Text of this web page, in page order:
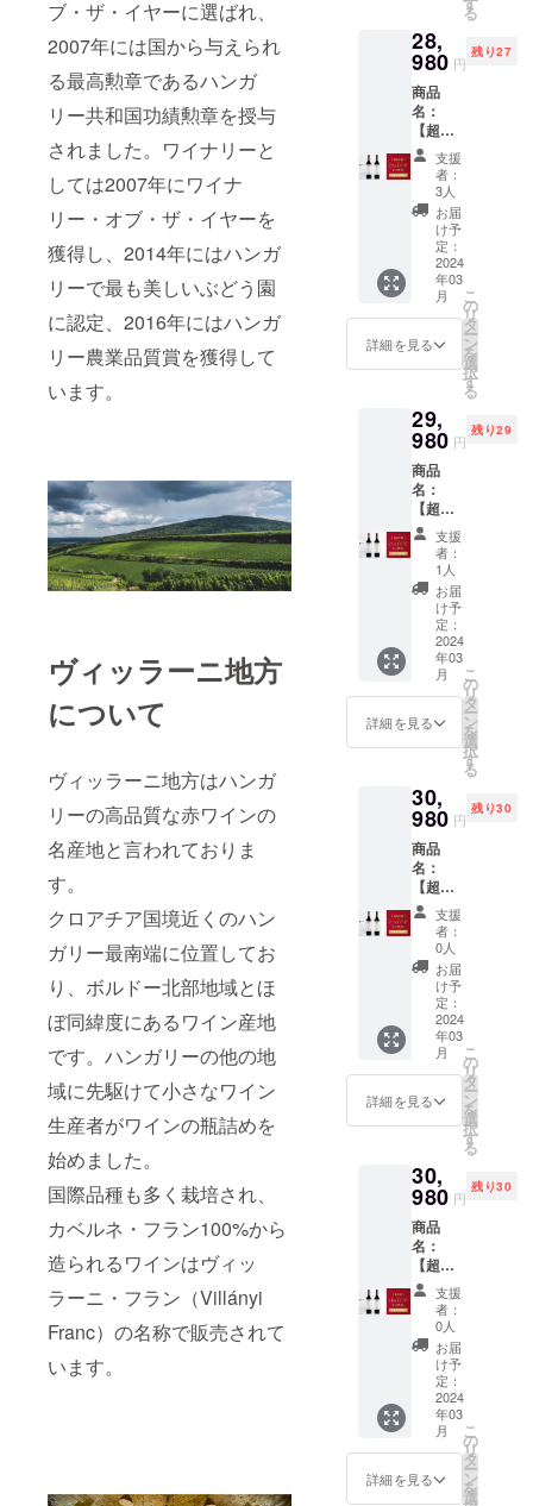
ブ・ザ・イヤーに選ばれ、
2007年には国から与えられ
る最高勲章であるハンガ
リー共和国功績勲章を授与
されました。ワイナリーと
しては2007年にワイナ
リー・オブ・ザ・イヤーを
獲得し、2014年にはハンガ
リーで最も美しいぶどう園
に認定、2016年にはハンガ
リー農業品質賞を獲得して
います。
ヴィッラーニ地方
について
ヴィッラーニ地方はハンガ
リーの高品質な赤ワインの
名産地と言われておりま
す。
クロアチア国境近くのハン
ガリー最南端に位置してお
り、ボルドー北部地域とほ
ぼ同緯度にあるワイン産地
です。ハンガリーの他の地
域に先駆けて小さなワイン
生産者がワインの瓶詰めを
始めました。
国際品種も多く栽培され、
カベルネ・フラン100%から
造られるワインはヴィッ
ラーニ・フラン（Villányi
Franc）の名称で販売されて
います。
りま
す。 ※
こちら
のリ
ターン
は20歳
未満の
方は購
入する
ことが
できま
せん。
ルロー
100%
タイ
プ：
赤 辛
口 アル
コール
度数：
13.78%
内容
量：
750ml ※
送料込
みの価
格とな
す。 ※
こちら
ターン
は20歳
未満の
方は購
入する
ことが
できま
せん。
ぶどう
品種：
シラー
100%
タイ
プ：
赤 辛
口 アル
コール
度数：
15.08%
内容
量：
750ml ※
送料込
格とな
りま
のリ
ターン
は20歳
未満の
方は購
入する
ことが
できま
せん。
リック
樽で
24ヶ月
熟成さ
れま
す。
ガー
ネット
レッド
の色調
で、香
りには
熟した
チェ
リーと
クベ
リーが
のアロ
マと共
に現れ
ます。
味わい
には果
物の他
にチョ
コレー
トとタ
バコの
ニュア
ンスが
感じら
れるフ
ディー
のワイ
どう品
種：カ
ベル
ネ・フ
ラン
100%
タイ
プ：
赤 辛
口 アル
コール
度数：
14.33%
内容
量：
750ml ※
送料込
みの価
りま
す。 ※
こちら
のリ
ターン
は20歳
未満の
方は購
入する
ことが
できま
せん。
酵後、
ワイン
はバ
リック
樽で
12ヶ月
熟成さ
れ、そ
の後さ
らに
12ヶ月
大樽に
移され
ます。
このワ
インは
良い天
注意を
払って
作られ
まし
た。フ
ルボ
ディで
しっか
りとし
たタン
ニンが
あり、
素晴ら
しいポ
テン
を持っ
ていま
プラム
のフ
レッ
シュで
ありな
がらも
成熟し
たアロ
マが感
じら
れ、味
わいに
はベ
リーと
チョコ
が感じ
られま
種：メ
ルロー
100%
タイ
プ：
赤 辛
口 アル
コール
度数：
13.78%
内容
量：
750ml ※
送料込
みの価
りま
レク
ション
2016 価
格：
19,980
円
→18,98
（1,000
円引
き） 商
品説
明：
フェケ
テ・ヘ
ジのぶ
どう畑
を制限
したカ
ベル
ネ・フ
ランで
作られ
たワイ
ン。こ
ちらの
カベル
ネ・フ
ランの
ワイン
は、卓
越した
年のみ
造られ
しいバ
リック
樽で
24ヶ月
熟成さ
れま
す。
ガー
ネット
レッド
の色調
で、香
りには
熟した
チェ
ブラッ
クベ
ルーツ
のアロ
マと共
に現れ
ます。
味わい
には果
物の他
にチョ
コレー
トとタ
バコの
ニュア
ンスが
感じら
ルボ
る
28,
980 円
残り27
商品
名：
【超超
早割・
30名限
定・
22%OF
F】ボッ
ク・シ
ラー
2019、
ボッ
ク・メ
ルロー
スペ
シャル
ブ2015
価格：
36,980
円
→28,98
0円
（8,000
円引
き）
【ボッ
ク・シ
ラー
2019】
商品説
明：ボ
コルの
ぶどう
限した
特別な
シラー
から造
られて
いま
す。発
酵後、
新しい
オーク
樽で
18ヶ月
熟成し
まし
た。ほ
んのり
黒みを
レッド
の色調
が特徴
で、香
りには
甘いス
パイ
ス、過
熟した
フルー
ツ、ミ
ントが
感じら
れ、新
しいに
チョコ
レート
支援
者：
3人
お届
け予
定：
2024
年03
月
詳細を見る
こ
の
リ
タ
ー
ン
を
選
択
す
る
29,
980 円
残り29
商品
名：
【超超
早割・
30名限
定・
21%OF
F】ボッ
ク・
ヴィ
ラー
ニ・フ
ラン・
フェケ
テ・ヘ
ジ・セ
ション
2016、
ボッ
ク・シ
ラー
2019 価
格：
37,980
→29,98
（8,000
円引
き）
【ボッ
ク・
ヴィ
フェケ
テ・ヘ
ジ・セ
レク
ション
2016】
商品説
明：
フェケ
テ・ヘ
ジのぶ
どう畑
で生産
され、
収穫量
を制限
したカ
支援
者：
1人
お届
け予
定：
2024
年03
月
詳細を見る
こ
の
リ
タ
ー
ン
を
選
択
す
る
30,
980 円
残り30
商品
名：
【超超
早割・
30名限
定・
21%OF
F】ボッ
ク・
ヴィ
ラー
ニ・フ
ラン・
フェケ
テ・ヘ
ジ・セ
ション
2016、
ボッ
ク・メ
ルロー
スペ
シャル
リザー
ブ2015
価格：
38,980
→30,98
（8,000
円引
き）
支援
者：
0人
お届
け予
定：
2024
年03
月
詳細を見る
こ
の
リ
タ
ー
ン
を
選
択
す
る
30,
980 円
残り30
商品
名：
【超早
割・30
名限
定・
16%OF
F】ボッ
ク・シ
ラー
2019、
ボッ
ク・メ
ルロー
スペ
支援
者：
0人
お届
け予
定：
2024
年03
月
詳細を見る
こ
の
リ
タ
ー
ン
を
選